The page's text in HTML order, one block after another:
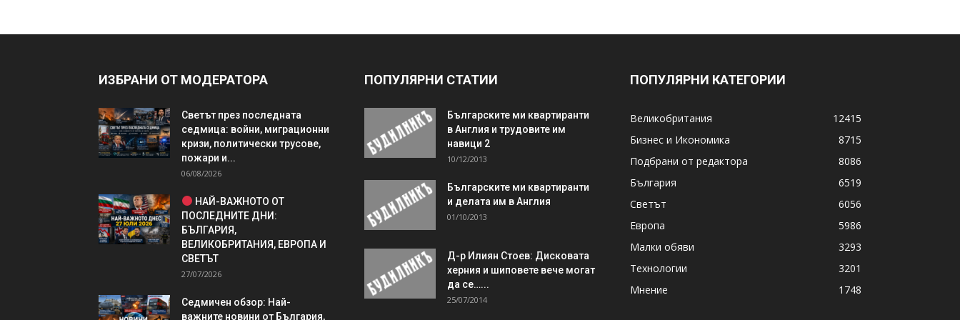
ИЗБРАНИ ОТ МОДЕРАТОРА
Светът през последната
седмица: войни, миграционни
кризи, политически трусове,
пожари и...
06/08/2026
НАЙ-ВАЖНОТО ОТ
ПОСЛЕДНИТЕ ДНИ:
БЪЛГАРИЯ,
ВЕЛИКОБРИТАНИЯ, ЕВРОПА И
СВЕТЪТ
27/07/2026
Седмичен обзор: Най-
важните новини от България,
ПОПУЛЯРНИ СТАТИИ
Българските ми квартиранти
в Англия и трудовите им
навици 2
10/12/2013
Българските ми квартиранти
и делата им в Англия
01/10/2013
Д-р Илиян Стоев: Дисковата
херния и шиповете вече могат
да се…...
25/07/2014
ПОПУЛЯРНИ КАТЕГОРИИ
Великобритания
12415
Бизнес и Икономика
8715
Подбрани от редактора
8086
България
6519
Светът
6056
Европа
5986
Малки обяви
3293
Технологии
3201
Мнение
1748